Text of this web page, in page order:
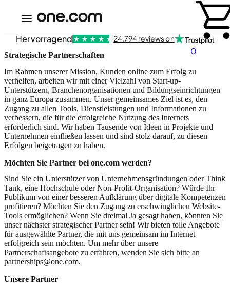
0
Hervorragend 24.794 reviews on
Strategische Partnerschaften
Im Rahmen unserer Mission, Kunden online zum Erfolg zu
verhelfen, arbeiten wir mit einer Vielzahl von Start-up-
Unterstützern, Branchenorganisationen und Bildungseinrichtungen
in ganz Europa zusammen. Unser gemeinsames Ziel ist es, den
Zugang zu allen Tools, Dienstleistungen und Informationen zu
verbessern, die für die erfolgreiche Nutzung des Internets
erforderlich sind. Wir haben Tausende von Ideen in Projekte und
Unternehmen einfließen lassen und sind stolz darauf, zu diesen
Erfolgen beigetragen zu haben.
Möchten Sie Partner bei one.com werden?
Sind Sie ein Unterstützer von Unternehmensgründungen oder Think
Tank, eine Hochschule oder Non-Profit-Organisation? Würde Ihr
Publikum von einer besseren Aufklärung über digitale Kompetenzen
profitieren? Möchten Sie den Zugang zu erschwinglichen Website-
Tools ermöglichen? Wenn Sie dreimal Ja gesagt haben, könnten Sie
unser nächster strategischer Partner sein! Wir bieten tolle Angebote
für ausgewählte Partner, die mit uns gemeinsam im Internet
erfolgreich sein möchten. Um mehr über unsere
Partnerschaftsangebote zu erfahren, wenden Sie sich bitte an
partnerships@one.com.
Unsere Partner